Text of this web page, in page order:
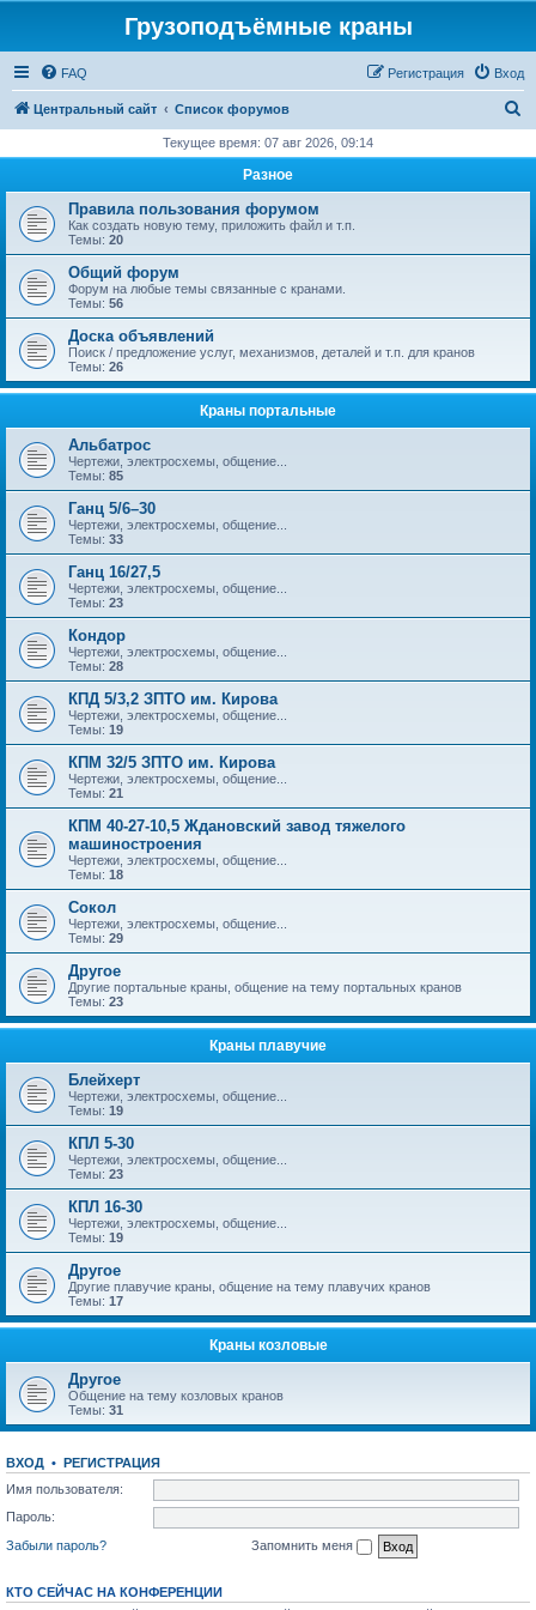
Грузоподъёмные краны
FAQ Вход
Регистрация
Центральный сайт Список форумов
с
Текущее время: 07 авг 2026, 09:14
Разное
Правила пользования форумом
Как создать новую тему, приложить файл и т.п.
Темы: 20
Общий форум
Форум на любые темы связанные с кранами.
Темы: 56
Доска объявлений
Поиск / предложение услуг, механизмов, деталей и т.п. для кранов
Темы: 26
Краны портальные
Альбатрос
Чертежи, электросхемы, общение...
Темы: 85
Ганц 5/6–30
Чертежи, электросхемы, общение...
Темы: 33
Ганц 16/27,5
Чертежи, электросхемы, общение...
Темы: 23
Кондор
Чертежи, электросхемы, общение...
Темы: 28
КПД 5/3,2 ЗПТО им. Кирова
Чертежи, электросхемы, общение...
Темы: 19
КПМ 32/5 ЗПТО им. Кирова
Чертежи, электросхемы, общение...
Темы: 21
КПМ 40-27-10,5 Ждановский завод тяжелого
машиностроения
Чертежи, электросхемы, общение...
Темы: 18
Сокол
Чертежи, электросхемы, общение...
Темы: 29
Другое
Другие портальные краны, общение на тему портальных кранов
Темы: 23
Краны плавучие
Блейхерт
Чертежи, электросхемы, общение...
Темы: 19
КПЛ 5-30
Чертежи, электросхемы, общение...
Темы: 23
КПЛ 16-30
Чертежи, электросхемы, общение...
Темы: 19
Другое
Другие плавучие краны, общение на тему плавучих кранов
Темы: 17
Краны козловые
Другое
Общение на тему козловых кранов
Темы: 31
ВХОД • РЕГИСТРАЦИЯ
Имя пользователя:
Пароль:
Забыли пароль?
Запомнить меня
КТО СЕЙЧАС НА КОНФЕРЕНЦИИ